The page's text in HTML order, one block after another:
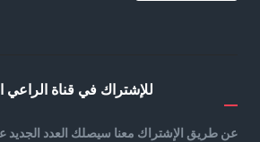
للإشتراك في قناة الراعي
عن طريق الإشتراك معنا سيصلك العدد الجديد